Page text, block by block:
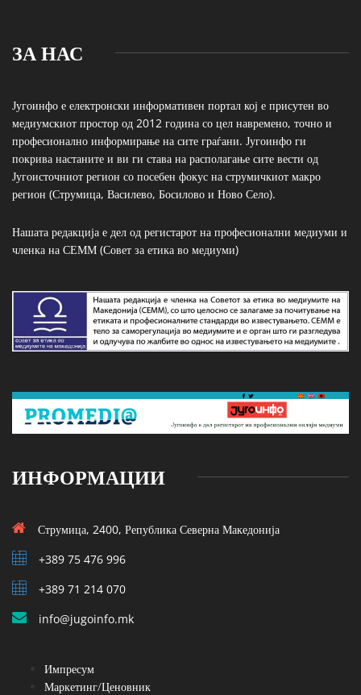
ЗА НАС
Југоинфо е електронски информативен портал кој е присутен во
медиумскиот простор од 2012 година со цел навремено, точно и
професионално информирање на сите граѓани. Југоинфо ги
покрива настаните и ви ги става на располагање сите вести од
Југоисточниот регион со посебен фокус на струмичкиот макро
регион (Струмица, Василево, Босилово и Ново Село).
Нашата редакција е дел од регистарот на професионални медиуми и
членка на СЕММ (Совет за етика во медиуми)
ИНФОРМАЦИИ
Струмица, 2400, Република Северна Македонија
+389 75 476 996
+389 71 214 070
info@jugoinfo.mk
Импресум
Маркетинг/Ценовник